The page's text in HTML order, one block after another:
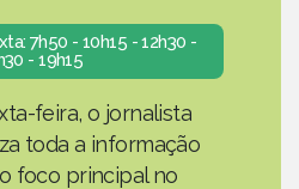
7h50 - 10h15 - 12h30 -
- 19h15
feira, o jornalista
toda a informação
foco principal no